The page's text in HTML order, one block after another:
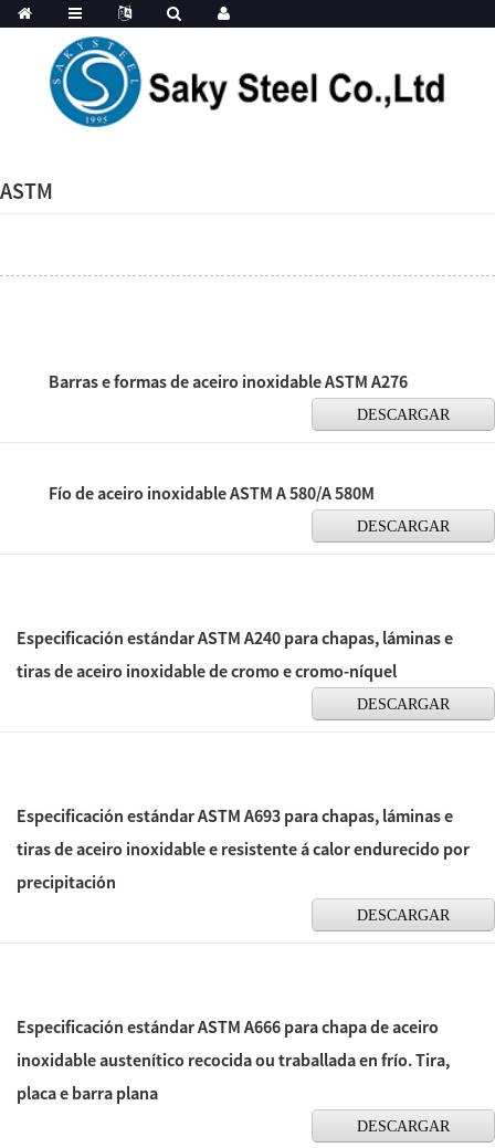
ASTM
Barras e formas de aceiro inoxidable ASTM A276
DESCARGAR
Fío de aceiro inoxidable ASTM A 580/A 580M
DESCARGAR
Especificación estándar ASTM A240 para chapas, láminas e
tiras de aceiro inoxidable de cromo e cromo-níquel
DESCARGAR
Especificación estándar ASTM A693 para chapas, láminas e
tiras de aceiro inoxidable e resistente á calor endurecido por
precipitación
DESCARGAR
Especificación estándar ASTM A666 para chapa de aceiro
inoxidable austenítico recocida ou traballada en frío. Tira,
placa e barra plana
DESCARGAR